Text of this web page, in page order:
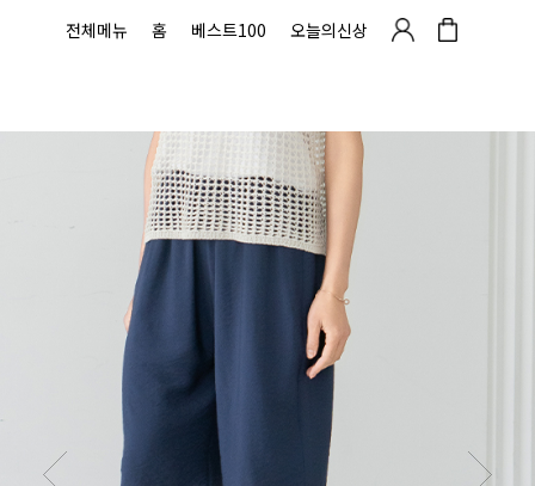
전체메뉴 홈 베스트100 오늘의신상